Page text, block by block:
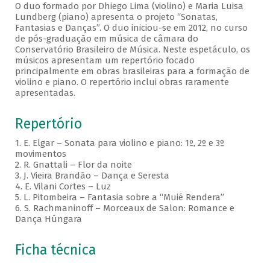
O duo formado por Dhiego Lima (violino) e Maria Luisa
Lundberg (piano) apresenta o projeto “Sonatas,
Fantasias e Danças”. O duo iniciou-se em 2012, no curso
de pós-graduação em música de câmara do
Conservatório Brasileiro de Música. Neste espetáculo, os
músicos apresentam um repertório focado
principalmente em obras brasileiras para a formação de
violino e piano. O repertório inclui obras raramente
apresentadas.
Repertório
1. E. Elgar – Sonata para violino e piano: 1º, 2º e 3º
movimentos
2. R. Gnattali – Flor da noite
3. J. Vieira Brandão – Dança e Seresta
4. E. Vilani Cortes – Luz
5. L. Pitombeira – Fantasia sobre a “Muié Rendera”
6. S. Rachmaninoff – Morceaux de Salon: Romance e
Dança Húngara
Ficha técnica